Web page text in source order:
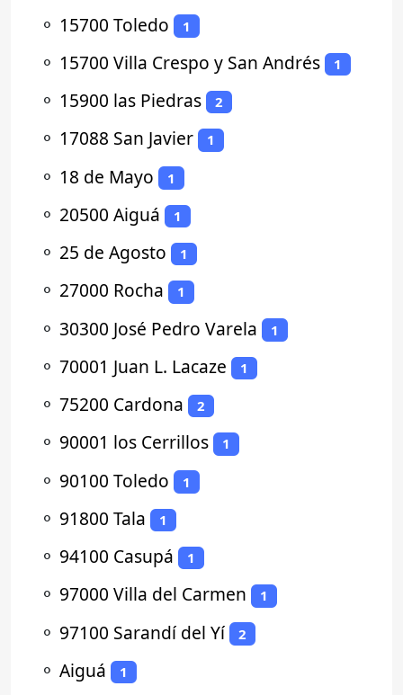
⚬ 15700 Toledo 1
⚬ 15700 Villa Crespo y San Andrés 1
⚬ 15900 las Piedras 2
⚬ 17088 San Javier 1
⚬ 18 de Mayo 1
⚬ 20500 Aiguá 1
⚬ 25 de Agosto 1
⚬ 27000 Rocha 1
⚬ 30300 José Pedro Varela 1
⚬ 70001 Juan L. Lacaze 1
⚬ 75200 Cardona 2
⚬ 90001 los Cerrillos 1
⚬ 90100 Toledo 1
⚬ 91800 Tala 1
⚬ 94100 Casupá 1
⚬ 97000 Villa del Carmen 1
⚬ 97100 Sarandí del Yí 2
⚬ Aiguá 1